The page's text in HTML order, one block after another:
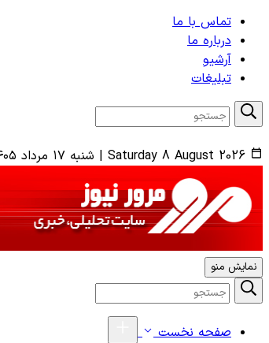
تماس با ما
درباره ما
آرشیو
تبلیغات
Saturday 8 August 2026
| شنبه ۱۷ مرداد ۱۴۰۵
نمایش منو
صفحه نخست